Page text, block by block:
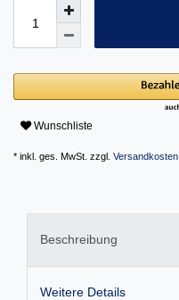
Wunschliste
* inkl. ges. MwSt. zzgl. Versandkosten
Beschreibung
Weitere Details